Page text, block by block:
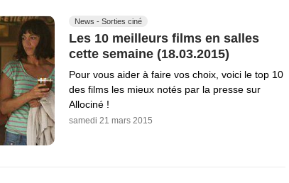
News - Sorties ciné
Les 10 meilleurs films en salles
cette semaine (18.03.2015)
Pour vous aider à faire vos choix, voici le top 10
des films les mieux notés par la presse sur
Allociné !
samedi 21 mars 2015